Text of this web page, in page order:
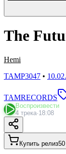
The
Hemi
TAMP3047 •
TAMRECORDS
Воспроизвести
4 трека·18:08
Купить релиз